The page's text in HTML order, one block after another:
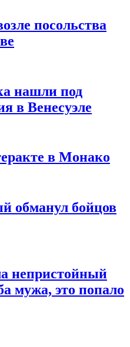
посольства
нашли под
в Венесуэле
в Монако
обманул бойцов
непристойный
мужа, это попало